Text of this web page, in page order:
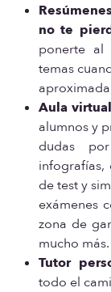
no te
ponerte al
temas
Aula
alumnos y
dudas
infografías,
de test y
exámenes
zona de
mucho más.
Tutor
todo el